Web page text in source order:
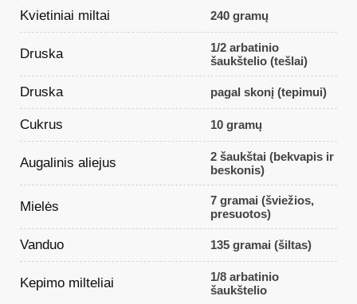
Kvietiniai miltai 240 gramų
Druska
1/2 arbatinio
šaukštelio (tešlai)
Druska pagal skonį (tepimui)
Cukrus 10 gramų
Augalinis aliejus
2 šaukštai (bekvapis ir
beskonis)
Mielės
7 gramai (šviežios,
presuotos)
Vanduo 135 gramai (šiltas)
Kepimo milteliai
1/8 arbatinio
šaukštelio